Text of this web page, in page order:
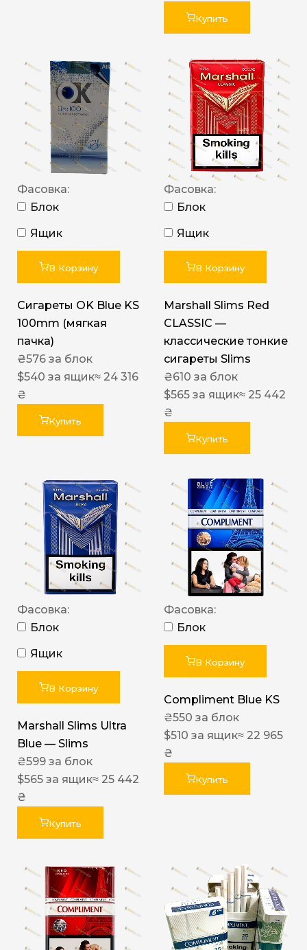
Купить
Фасовка:
Блок
Ящик
В Корзину
Сигареты OK Blue KS
100mm (мягкая
пачка)
₴576 за блок
$540 за ящик≈ 24 316
₴
Купить
Фасовка:
Блок
Ящик
В Корзину
Marshall Slims Red
CLASSIC —
классические тонкие
сигареты Slims
₴610 за блок
$565 за ящик≈ 25 442
₴
Купить
Фасовка:
Блок
Ящик
В Корзину
Marshall Slims Ultra
Blue — Slims
₴599 за блок
$565 за ящик≈ 25 442
₴
Купить
Фасовка:
Блок
В Корзину
Compliment Blue KS
₴550 за блок
$510 за ящик≈ 22 965
₴
Купить